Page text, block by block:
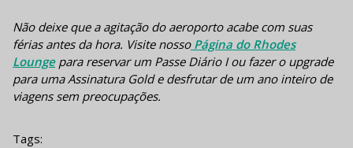
Não deixe que a agitação do aeroporto acabe com suas
férias antes da hora. Visite nosso Página do Rhodes
Loungepara reservar um Passe Diário I ou fazer o upgrade
para uma Assinatura Gold e desfrutar de um ano inteiro de
viagens sem preocupações.
Tags: